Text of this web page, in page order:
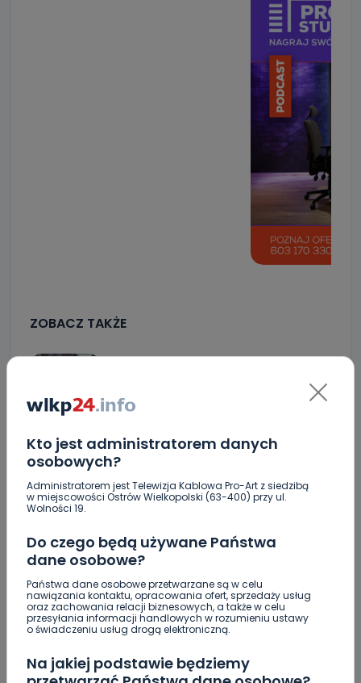
Kto jest administratorem danych
osobowych?
Administratorem jest Telewizja Kablowa Pro-Art z siedzibą
w miejscowości Ostrów Wielkopolski (63-400) przy ul.
Wolności 19.
Do czego będą używane Państwa
dane osobowe?
Państwa dane osobowe przetwarzane są w celu
nawiązania kontaktu, opracowania ofert, sprzedaży usług
oraz zachowania relacji biznesowych, a także w celu
przesyłania informacji handlowych w rozumieniu ustawy
o świadczeniu usług drogą elektroniczną.
Na jakiej podstawie będziemy
ZOBACZ TAKŻE
Krotoszyn.…
06.08.2026 20:13
„Niezwykli ludzie, niezwykłe
podróże, niezwykłe…
06.08.2026 17:05
Jak prawidłowo kosić trawę w…
Zderzenie kilku aut na DK25. Duże korki
Zaginiona nastolatka. Policja czeka na